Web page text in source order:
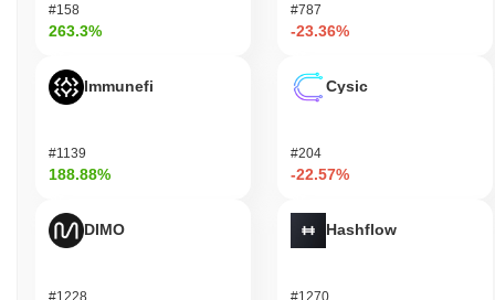
#158
263.3%
Immunefi
#1139
188.88%
DIMO
#1228
#787
-23.36%
Cysic
#204
-22.57%
Hashflow
#1270